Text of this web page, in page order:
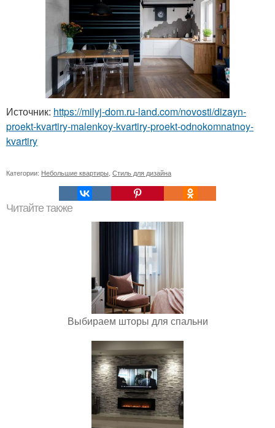
Источник: https://milyj-dom.ru-land.com/novosti/dizayn-
proekt-kvartiry-malenkoy-kvartiry-proekt-odnokomnatnoy-
kvartiry
Категории: Небольшие квартиры Стиль для дизайна
Читайте также
Выбираем шторы для спальни